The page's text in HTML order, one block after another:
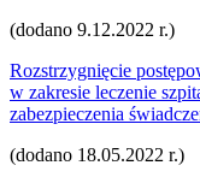
(dodano 9.12.2022 r.)
Rozstrzygnięcie
w zakresie leczenie
zabezpieczenia
(dodano 18.05.2022 r.)